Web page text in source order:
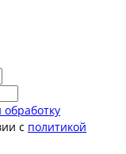
с политикой